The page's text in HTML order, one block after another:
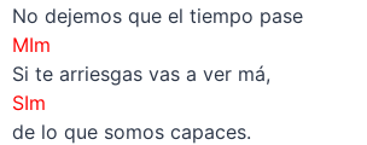
No dejemos que el tiempo pase
MIm
Si te arriesgas vas a ver má,
SIm
de lo que somos capaces.